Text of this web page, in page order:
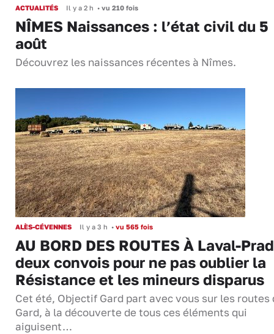
ACTUALITÉS Il y a 2 h • vu 210 fois
NÎMES Naissances : l’état civil du 5
août
Découvrez les naissances récentes à Nîmes.
ALÈS-CÉVENNES Il y a 3 h • vu 565 fois
AU BORD DES ROUTES À Laval-
deux convois pour ne pas oublier la
Résistance et les mineurs disparus
Cet été, Objectif Gard part avec vous sur les routes
Gard, à la découverte de tous ces éléments qui
aiguisent…